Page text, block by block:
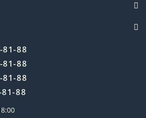
81-88
81-88
81-88
88